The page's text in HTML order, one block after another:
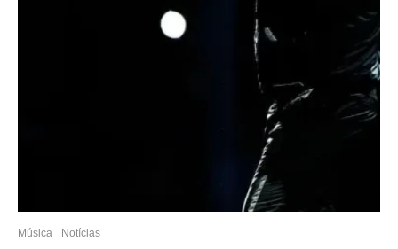
Música Notícias